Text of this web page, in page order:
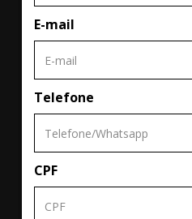
E-mail
Telefone
CPF